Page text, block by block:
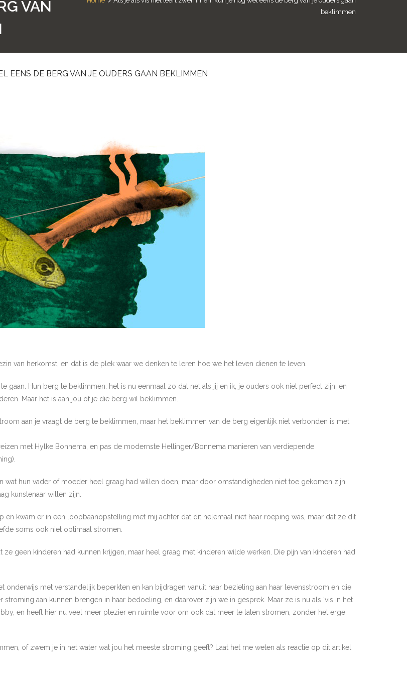
VAN
beklimmen
EENS DE BERG VAN JE OUDERS GAAN BEKLIMMEN
van herkomst, en dat is de plek waar we denken te leren hoe we het leven dienen te leven.
gaan. Hun berg te beklimmen. het is nu eenmaal zo dat net als jij en ik, je ouders ook niet perfect zijn, en
Maar het is aan jou of je die berg wil beklimmen.
aan je vraagt de berg te beklimmen, maar het beklimmen van de berg eigenlijk niet verbonden is met
met Hylke Bonnema, en pas de modernste Hellinger/Bonnema manieren van verdiepende
hun vader of moeder heel graag had willen doen, maar door omstandigheden niet toe gekomen zijn.
kunstenaar willen zijn.
en kwam er in een loopbaanopstelling met mij achter dat dit helemaal niet haar roeping was, maar dat ze dit
soms ook niet optimaal stromen.
geen kinderen had kunnen krijgen, maar heel graag met kinderen wilde werken. Die pijn van kinderen had
onderwijs met verstandelijk beperkten en kan bijdragen vanuit haar bezieling aan haar levensstroom en die
aan kunnen brengen in haar bedoeling, en daarover zijn we in gesprek. Maar ze is nu als ‘vis in het
en heeft hier nu veel meer plezier en ruimte voor om ook dat meer te laten stromen, zonder het erge
of zwem je in het water wat jou het meeste stroming geeft? Laat het me weten als reactie op dit artikel